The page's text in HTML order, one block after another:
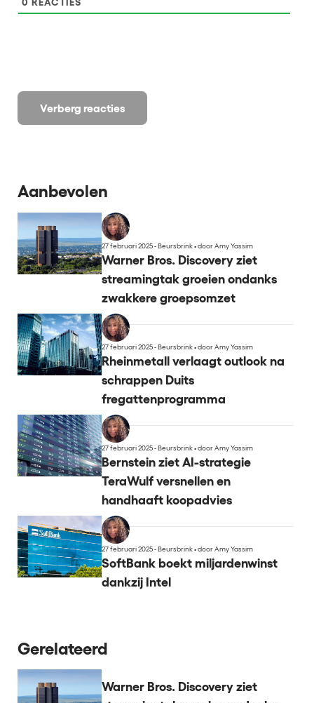
Verberg reacties
Aanbevolen
27 februari 2025 - Beursbrink•door Amy Yassim
Warner Bros. Discovery ziet
streamingtak groeien ondanks
zwakkere groepsomzet
27 februari 2025 - Beursbrink•door Amy Yassim
Rheinmetall verlaagt outlook na
schrappen Duits
fregattenprogramma
27 februari 2025 - Beursbrink•door Amy Yassim
Bernstein ziet AI-strategie
TeraWulf versnellen en
handhaaft koopadvies
27 februari 2025 - Beursbrink•door Amy Yassim
SoftBank boekt miljardenwinst
dankzij Intel
Gerelateerd
Warner Bros. Discovery ziet